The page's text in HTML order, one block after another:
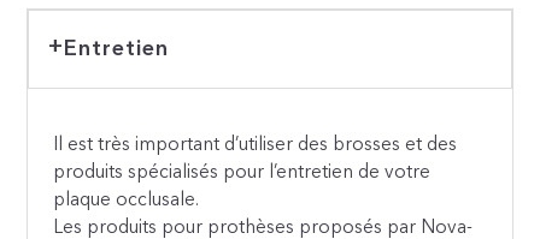
Entretien
Il est très important d’utiliser des brosses et des
produits spécialisés pour l’entretien de votre
plaque occlusale.
Les produits pour prothèses proposés par Nova-